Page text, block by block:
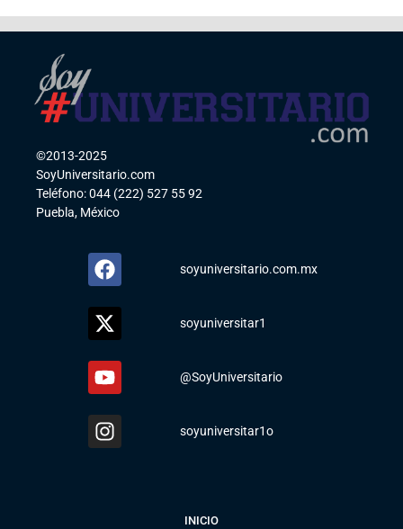
©2013-2025
SoyUniversitario.com
Teléfono: 044 (222) 527 55 92
Puebla, México
soyuniversitario.com.mx
soyuniversitar1
@SoyUniversitario
soyuniversitar1o
INICIO